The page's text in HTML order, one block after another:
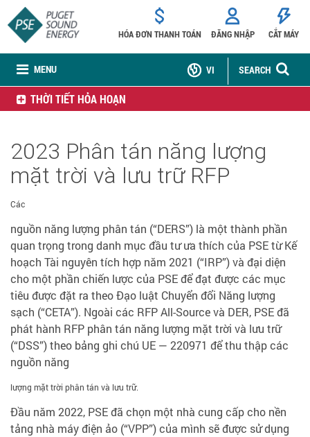
MENU
HÓA ĐƠN THANH TOÁN ĐĂNG NHẬP CẮT MÁY
SEARCH
VI
THỜI TIẾT HỎA HOẠN
2023 Phân tán năng lượng
mặt trời và lưu trữ RFP
Các
nguồn năng lượng phân tán (“DERS”) là một thành phần
quan trọng trong danh mục đầu tư ưa thích của PSE từ Kế
hoạch Tài nguyên tích hợp năm 2021 (“IRP”) và đại diện
cho một phần chiến lược của PSE để đạt được các mục
tiêu được đặt ra theo Đạo luật Chuyển đổi Năng lượng
sạch (“CETA”). Ngoài các RFP All-Source và DER, PSE đã
phát hành RFP phân tán năng lượng mặt trời và lưu trữ
(“DSS”) theo bảng ghi chú UE — 220971 để thu thập các
nguồn năng
lượng mặt trời phân tán và lưu trữ.
Đầu năm 2022, PSE đã chọn một nhà cung cấp cho nền
tảng nhà máy điện ảo (“VPP”) của mình sẽ được sử dụng